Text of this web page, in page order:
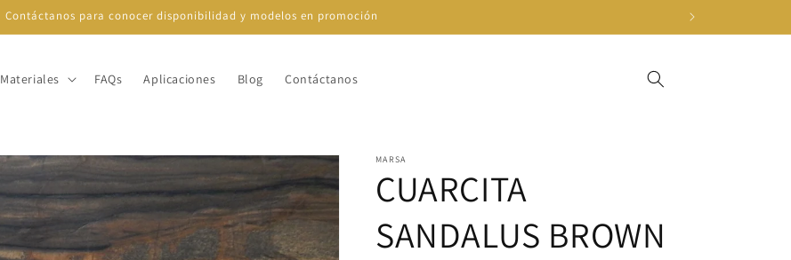
Contáctanos para conocer disponibilidad y modelos en promoción
Materiales FAQs Aplicaciones Blog Contáctanos
MARSA
CUARCITA
SANDALUS BROWN